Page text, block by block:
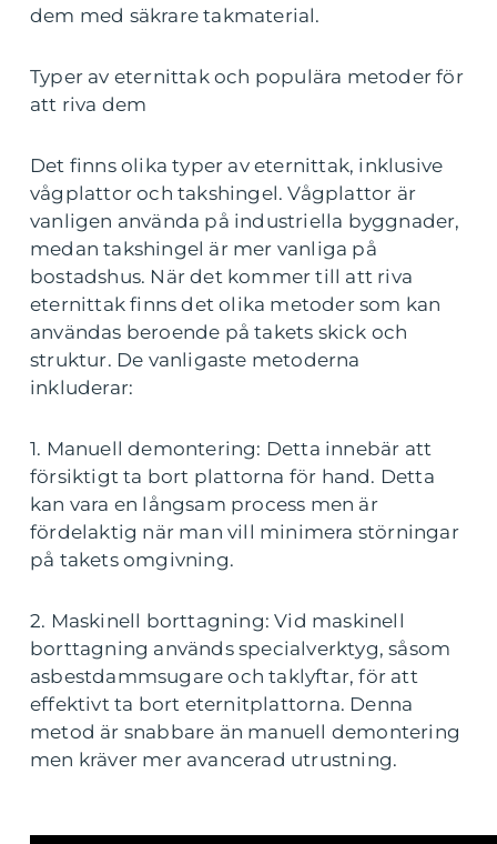
dem med säkrare takmaterial.
Typer av eternittak och populära metoder för
att riva dem
Det finns olika typer av eternittak, inklusive
vågplattor och takshingel. Vågplattor är
vanligen använda på industriella byggnader,
medan takshingel är mer vanliga på
bostadshus. När det kommer till att riva
eternittak finns det olika metoder som kan
användas beroende på takets skick och
struktur. De vanligaste metoderna
inkluderar:
1. Manuell demontering: Detta innebär att
försiktigt ta bort plattorna för hand. Detta
kan vara en långsam process men är
fördelaktig när man vill minimera störningar
på takets omgivning.
2. Maskinell borttagning: Vid maskinell
borttagning används specialverktyg, såsom
asbestdammsugare och taklyftar, för att
effektivt ta bort eternitplattorna. Denna
metod är snabbare än manuell demontering
men kräver mer avancerad utrustning.